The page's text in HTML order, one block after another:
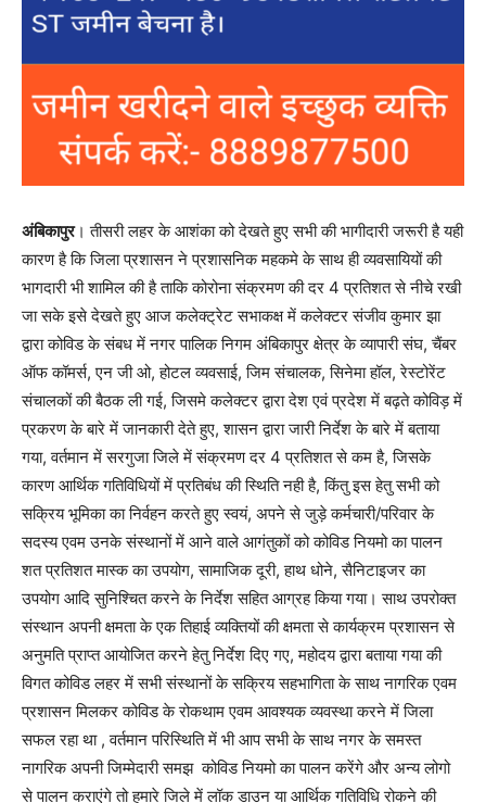
अंबिकापुर। तीसरी लहर के आशंका को देखते हुए सभी की भागीदारी जरूरी है यही
कारण है कि जिला प्रशासन ने प्रशासनिक महकमे के साथ ही व्यवसायियों की
भागदारी भी शामिल की है ताकि कोरोना संक्रमण की दर 4 प्रतिशत से नीचे रखी
जा सके इसे देखते हुए आज कलेक्ट्रेट सभाकक्ष में कलेक्टर संजीव कुमार झा
द्वारा कोविड के संबध में नगर पालिक निगम अंबिकापुर क्षेत्र के व्यापारी संघ, चैंबर
ऑफ कॉमर्स, एन जी ओ, होटल व्यवसाई, जिम संचालक, सिनेमा हॉल, रेस्टोरेंट
संचालकों की बैठक ली गई, जिसमे कलेक्टर द्वारा देश एवं प्रदेश में बढ़ते कोविड़ में
प्रकरण के बारे में जानकारी देते हुए, शासन द्वारा जारी निर्देश के बारे में बताया
गया, वर्तमान में सरगुजा जिले में संक्रमण दर 4 प्रतिशत से कम है, जिसके
कारण आर्थिक गतिविधियों में प्रतिबंध की स्थिति नही है, किंतु इस हेतु सभी को
सक्रिय भूमिका का निर्वहन करते हुए स्वयं, अपने से जुड़े कर्मचारी/परिवार के
सदस्य एवम उनके संस्थानों में आने वाले आगंतुकों को कोविड नियमो का पालन
शत प्रतिशत मास्क का उपयोग, सामाजिक दूरी, हाथ धोने, सैनिटाइजर का
उपयोग आदि सुनिश्चित करने के निर्देश सहित आग्रह किया गया। साथ उपरोक्त
संस्थान अपनी क्षमता के एक तिहाई व्यक्तियों की क्षमता से कार्यक्रम प्रशासन से
अनुमति प्राप्त आयोजित करने हेतु निर्देश दिए गए, महोदय द्वारा बताया गया की
विगत कोविड लहर में सभी संस्थानों के सक्रिय सहभागिता के साथ नागरिक एवम
प्रशासन मिलकर कोविड के रोकथाम एवम आवश्यक व्यवस्था करने में जिला
सफल रहा था , वर्तमान परिस्थिति में भी आप सभी के साथ नगर के समस्त
नागरिक अपनी जिम्मेदारी समझ कोविड नियमो का पालन करेंगे और अन्य लोगो
से पालन कराएंगे तो हमारे जिले में लॉक डाउन या आर्थिक गतिविधि रोकने की